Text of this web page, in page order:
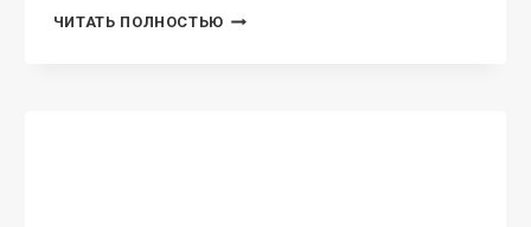
ЧИТАТЬ ПОЛНОСТЬЮ БАРЫШНЯ